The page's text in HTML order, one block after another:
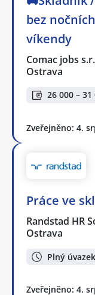
bez
víkendy
Comac jobs
Ostrava
26 000 – 31
Zveřejněno: 4.
Práce ve
Randstad HR
Ostrava
Plný úvazek
Zveřejněno: 4.